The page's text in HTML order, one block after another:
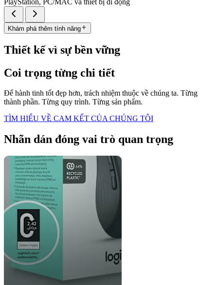
PlayStation, PC/MAC và thiết bị di động
Khám phá thêm tính năng
Thiết kế vì sự bền vững
Coi trọng từng chi tiết
Để hành tinh tốt đẹp hơn, trách nhiệm thuộc về chúng ta. Từng
thành phần. Từng quy trình. Từng sản phẩm.
TÌM HIỂU VỀ CAM KẾT CỦA CHÚNG TÔI
Nhãn dán đóng vai trò quan trọng